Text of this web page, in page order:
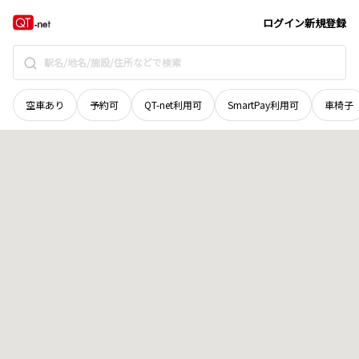
ログイン新規登録
空車あり 予約可 QT-net利用可 SmartPay利用可 車椅子
山梨県